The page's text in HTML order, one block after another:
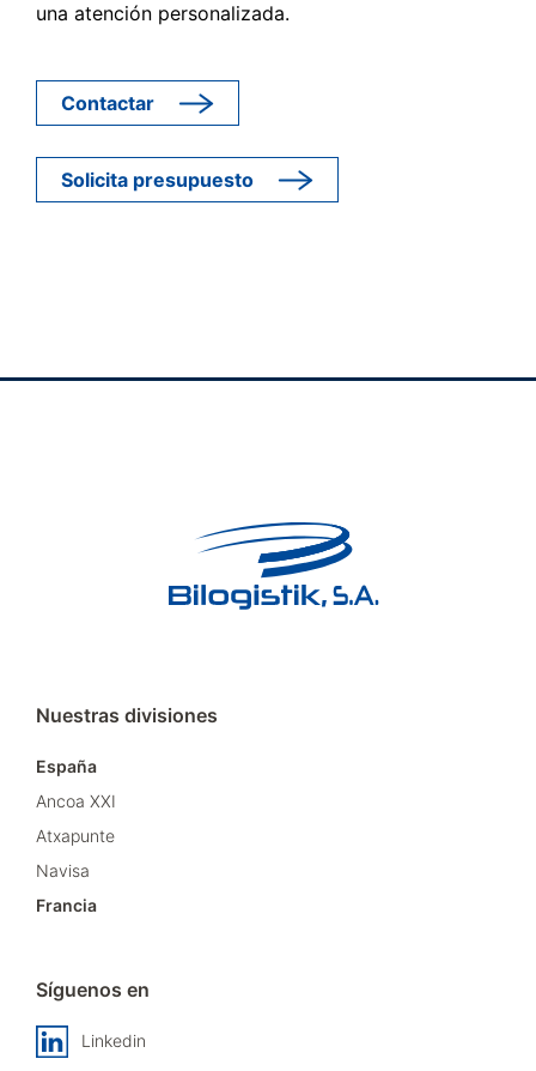
una atención personalizada.
Contactar
Solicita presupuesto
Nuestras divisiones
España
Ancoa XXI
Atxapunte
Navisa
Francia
Síguenos en
Linkedin